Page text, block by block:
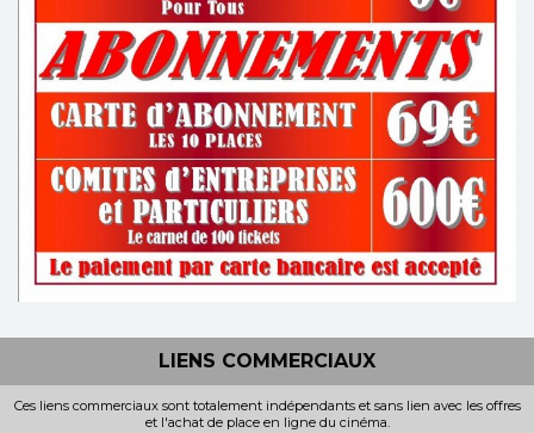
LIENS COMMERCIAUX
Ces liens commerciaux sont totalement indépendants et sans lien avec les offres
et l'achat de place en ligne du cinéma.